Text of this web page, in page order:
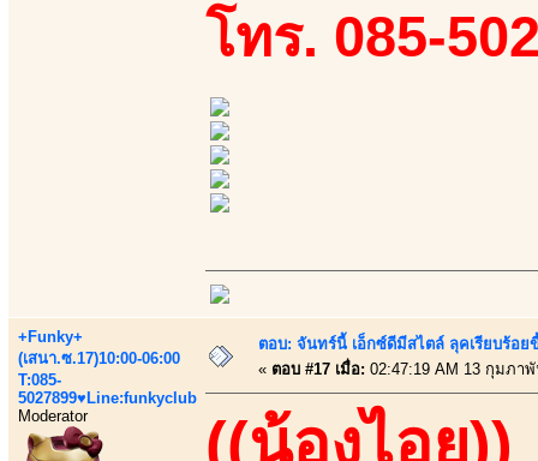
โทร. 085-
+Funky+
(เสนา.ซ.17)10:00-06:00
T:085-
5027899♥Line:funkyclub
Moderator
ตอบ: จันทร์นี้ เอ็กซ์ดีมีสไตล์ ลุคเรียบร้อ
« ตอบ #17 เมื่อ: 02:47:19 AM 13 กุมภา
((น้องไอยู))